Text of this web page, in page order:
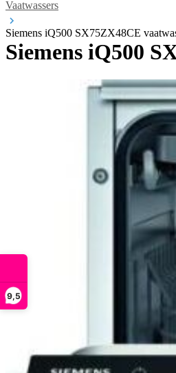
9,5
Vaatwassers
Siemens iQ500 SX75ZX48CE
Siemens iQ500